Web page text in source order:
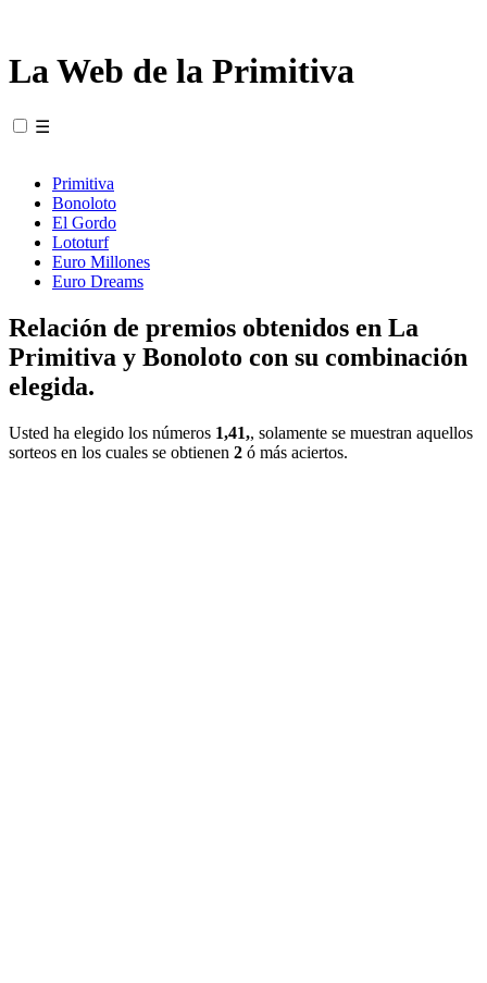
La Web de la Primitiva
☰
Primitiva
Bonoloto
El Gordo
Lototurf
Euro Millones
Euro Dreams
Relación de premios obtenidos en La
Primitiva y Bonoloto con su combinación
elegida.
Usted ha elegido los números 1,41,, solamente se muestran aquellos
sorteos en los cuales se obtienen 2 ó más aciertos.